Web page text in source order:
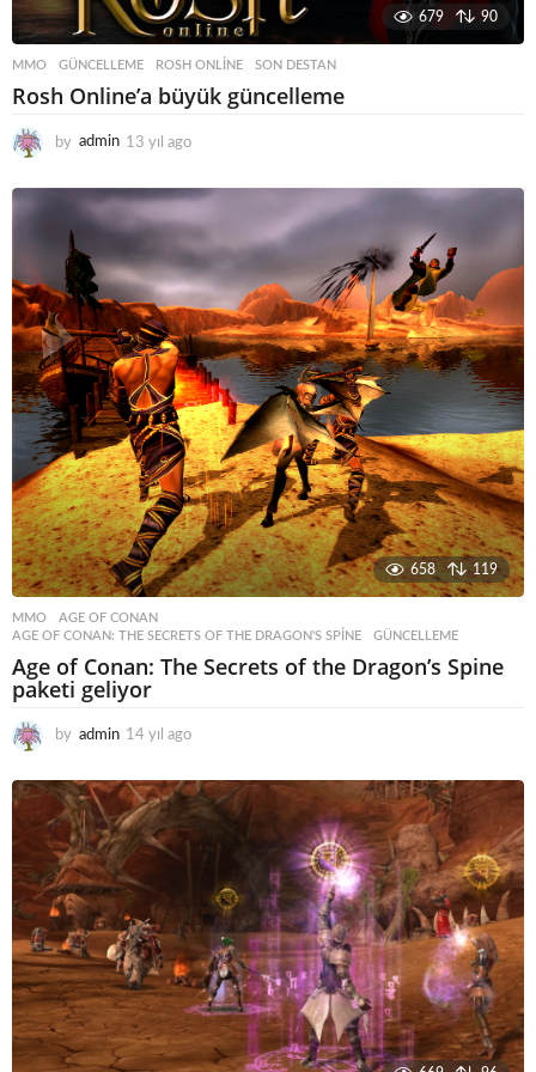
679 90
MMO GÜNCELLEME ,ROSH ONLINE ,SON DESTAN
Rosh Online’a büyük güncelleme
by admin 13 yıl ago
y
a
g
658 119
MMO AGE OF CONAN
AGE OF CONAN: THE SECRETS OF THE DRAGON'S SPINE
,GÜNCELLEME
Age of Conan: The Secrets of the Dragon’s Spine
paketi geliyor
by admin 14 yıl ago
y